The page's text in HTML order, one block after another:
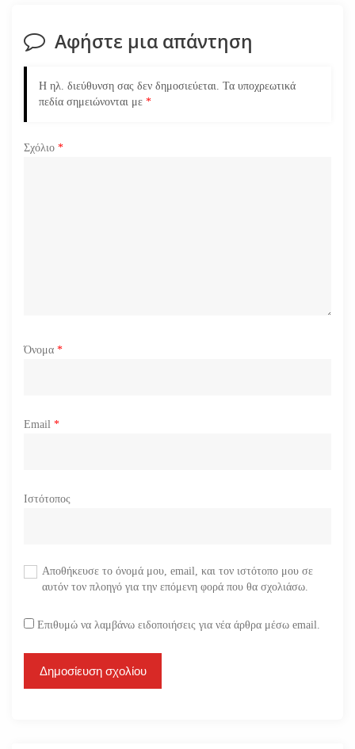
η
ρ
θ
Αφήστε μια απάντηση
Η ηλ. διεύθυνση σας δεν δημοσιεύεται. Τα υποχρεωτικά
πεδία σημειώνονται με *
Σχόλιο *
Όνομα *
Email *
Ιστότοπος
Αποθήκευσε το όνομά μου, email, και τον ιστότοπο μου σε
αυτόν τον πλοηγό για την επόμενη φορά που θα σχολιάσω.
Επιθυμώ να λαμβάνω ειδοποιήσεις για νέα άρθρα μέσω email.